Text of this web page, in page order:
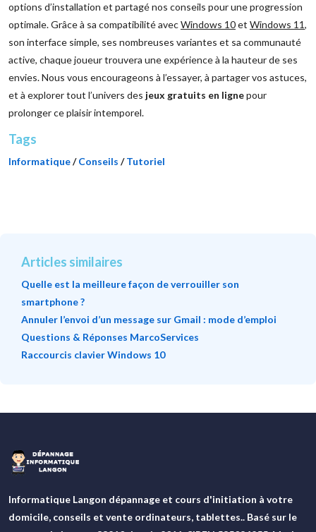
options d’installation et partagé nos conseils pour une progression
optimale. Grâce à sa compatibilité avecWindows 10et Windows 11,
son interface simple, ses nombreuses variantes et sa communauté
active, chaque joueur trouvera une expérience à la hauteur de ses
envies. Nous vous encourageons à l’essayer, à partager vos astuces,
et à explorer tout l’univers des jeux gratuits en lignepour
prolonger ce plaisir intemporel.
Tags
Informatique/Conseils /Tutoriel
Articles similaires
Quelle est la meilleure façon de verrouiller son
smartphone ?
Annuler l’envoi d’un message sur Gmail : mode d’emploi
Questions & Réponses MarcoServices
Raccourcis clavier Windows 10
Informatique Langon dépannage et cours d'initiation à votre
domicile, conseils et vente ordinateurs, tablettes.. Basé sur le